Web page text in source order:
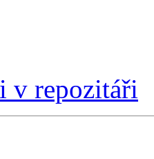
v repozitáři